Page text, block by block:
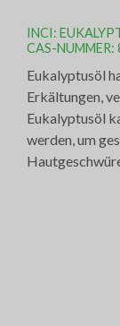
INCI:
CAS-
Eukalyptusöl
Erkältungen,
Eukalyptusöl
werden, um